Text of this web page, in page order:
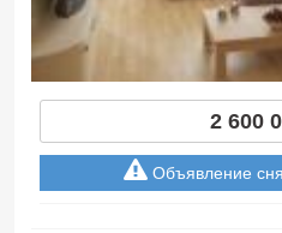
2 600
Объявление